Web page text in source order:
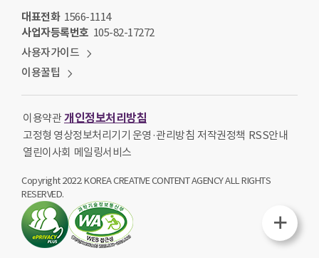
대표전화 1566-1114
사업자등록번호 105-82-17272
사용자가이드
이용꿀팁
이용약관 개인정보처리방침
고정형 영상정보처리기기 운영·관리방침 저작권정책 RSS안내
열린이사회 메일링서비스
Copyright 2022. KOREA CREATIVE CONTENT AGENCY ALL RIGHTS
RESERVED.